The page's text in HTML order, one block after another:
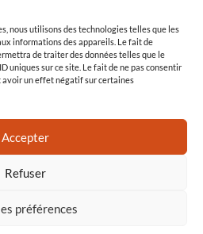
nous utilisons des technologies telles que les
informations des appareils. Le fait de
de traiter des données telles que le
uniques sur ce site. Le fait de ne pas consentir
un effet négatif sur certaines
Accepter
Refuser
préférences
original 2024